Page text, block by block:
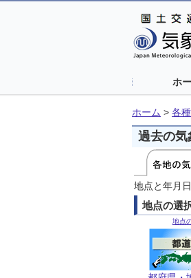
ホ
ホーム > 各
過去の気
地点と年月
地点の選
地点